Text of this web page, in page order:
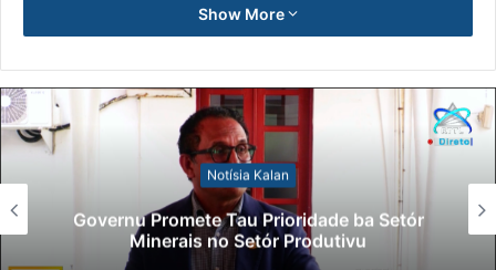
Show More
Notísia Kalan
Governu Promete Tau Prioridade ba Setór
Minerais no Setór Produtivu